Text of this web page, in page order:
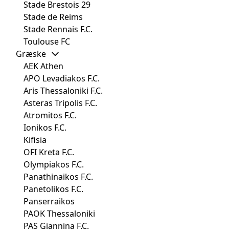
Stade Brestois 29
Stade de Reims
Stade Rennais F.C.
Toulouse FC
Græske
AEK Athen
APO Levadiakos F.C.
Aris Thessaloniki F.C.
Asteras Tripolis F.C.
Atromitos F.C.
Ionikos F.C.
Kifisia
OFI Kreta F.C.
Olympiakos F.C.
Panathinaikos F.C.
Panetolikos F.C.
Panserraikos
PAOK Thessaloniki
PAS Giannina F.C.